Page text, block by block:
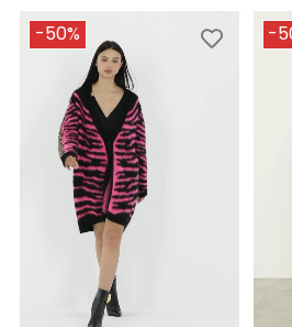
-50% -